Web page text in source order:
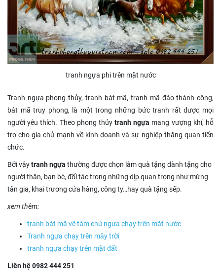
tranh ngựa phi trên mặt nước
Tranh ngựa phong thủy, tranh bát mã, tranh mã đáo thành công,
bát mã truy phong, là một trong những bức tranh rất được mọi
người yêu thích. Theo phong thủytranh ngựa mang vượng khí, hỗ
trợ cho gia chủ mạnh về kinh doanh và sự nghiệp thăng quan tiến
chức.
Bởi vậytranh ngựa thường được chọn làm quà tặng dành tặng cho
người thân, bạn bè, đối tác trong những dịp quan trọng như mừng
tân gia, khai trương cửa hàng, công ty…hay quà tặng sếp.
xem thêm:
tranh bát mã vẽ tám chú ngựa chạy trên mặt nước
Tranh ngựa chạy trên mây trời
tranh ngựa chạy trên mặt đất
Liên hệ 0982 444 251